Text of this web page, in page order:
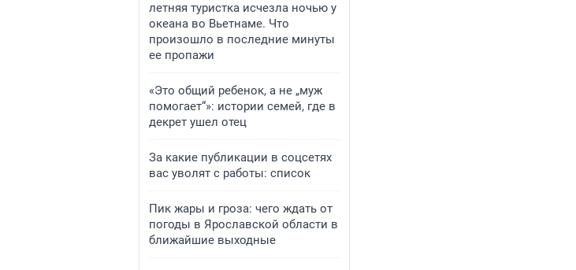
летняя туристка исчезла ночью у
океана во Вьетнаме. Что
произошло в последние минуты
ее пропажи
«Это общий ребенок, а не „муж
помогает“»: истории семей, где в
декрет ушел отец
За какие публикации в соцсетях
вас уволят с работы: список
Пик жары и гроза: чего ждать от
погоды в Ярославской области в
ближайшие выходные